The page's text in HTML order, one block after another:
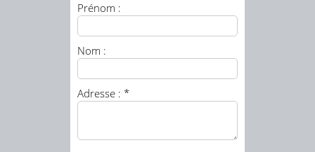
Prénom :
Nom :
Adresse : *